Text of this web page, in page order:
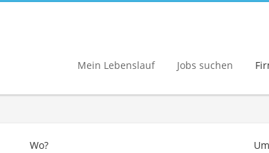
Mein Lebenslauf Jobs suchen
Wo?